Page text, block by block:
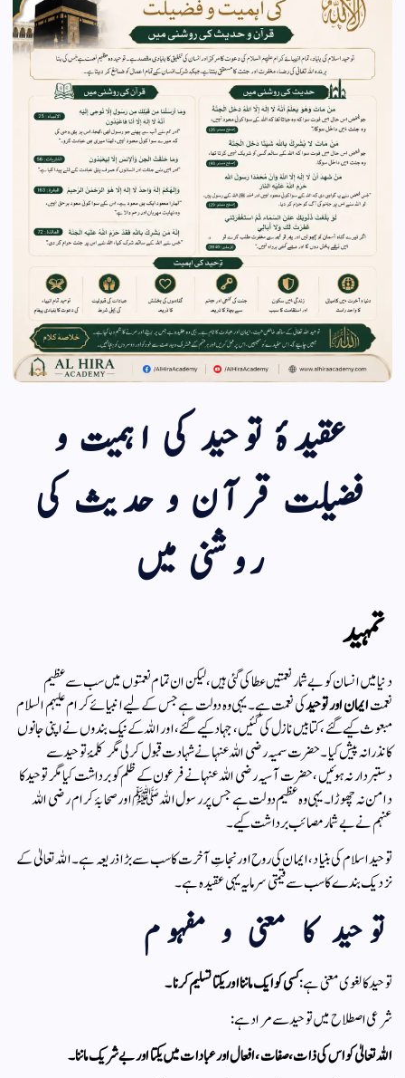
عقیدۂ توحید کی اہمیت و
فضیلت قرآن و حدیث کی
روشنی میں
تمہید
دنیا میں انسان کو بے شمار نعمتیں عطا کی گئی ہیں، لیکن ان تمام نعمتوں میں سب سے عظیم
نعمتایمان اور توحیدکی نعمت ہے۔ یہی وہ دولت ہے جس کے لیے انبیائے کرام علیہم السلام
مبعوث کیے گئے، کتابیں نازل کی گئیں، جہاد کیے گئے، اور اللہ کے نیک بندوں نے اپنی جانوں
کا نذرانہ پیش کیا۔ حضرت سمیہ رضی اللہ عنہا نے شہادت قبول کرلی مگر کلمۂ توحید سے
دستبردار نہ ہوئیں، حضرت آسیہ رضی اللہ عنہا نے فرعون کے ظلم کو برداشت کیا مگر توحید کا
دامن نہ چھوڑا۔ یہی وہ عظیم دولت ہے جس پر رسول اللہ ﷺ اور صحابۂ کرام رضی اللہ
عنہم نے بے شمار مصائب برداشت کیے۔
توحید اسلام کی بنیاد، ایمان کی روح اور نجاتِ آخرت کا سب سے بڑا ذریعہ ہے۔ اللہ تعالیٰ کے
نزدیک بندے کا سب سے قیمتی سرمایہ یہی عقیدہ ہے۔
توحید کا معنی و مفہوم
توحید کا لغوی معنی ہے:کسی کو ایک ماننا اور یکتا تسلیم کرنا۔
شرعی اصطلاح میں توحید سے مراد ہے:
اللہ تعالیٰ کو اس کی ذات، صفات، افعال اور عبادات میں یکتا اور بے شریک ماننا۔